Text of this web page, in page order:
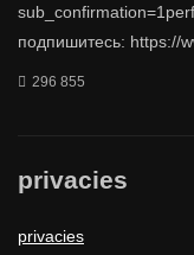
подпишитесь: https://
296 855
privacies
privacies